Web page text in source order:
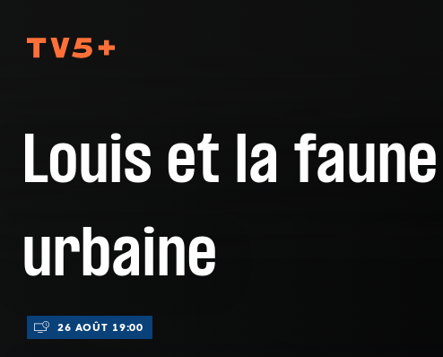
Louis et la faune
urbaine
26 AOÛT 19:00